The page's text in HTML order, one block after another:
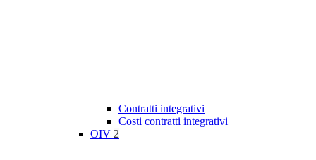
Contratti integrativi
Costi contratti integrativi
OIV 2